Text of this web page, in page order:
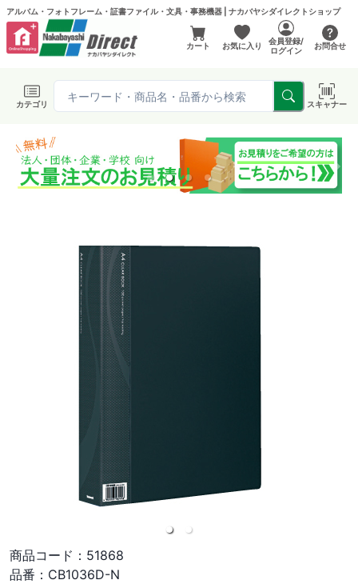
アルバム・フォトフレーム・証書ファイル・文具・事務機器 | ナカバヤシダイレクトショップ
カート お気に入り
会員登録/
ログイン
お問合せ
カテゴリ スキャナー
商品コード： 51868
品番： CB1036D-N